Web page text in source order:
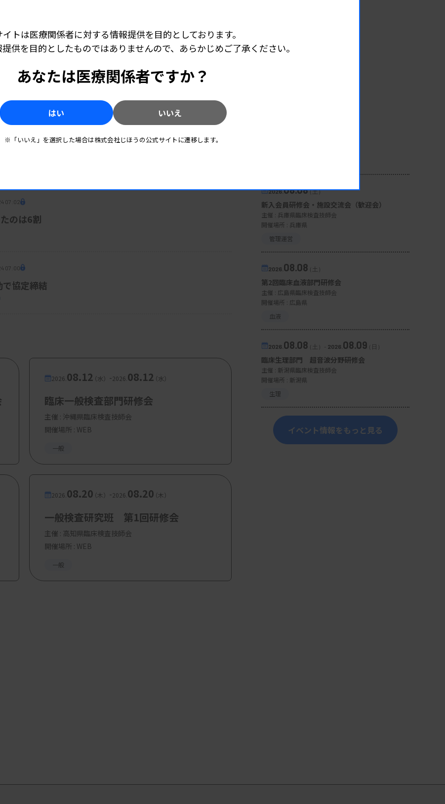
年7月時点で4つあり、うち1つは保険収
と協定
07:02
のは6割
07:00
協定締結
2026. 08.12（水） -2026. 08.12（水）
臨床一般検査部門研修会
主催 : 沖縄県臨床検査技師会
開催場所 : WEB
一般
2026. 08.20（木） -2026. 08.20（木）
一般検査研究班 第1回研修会
主催 : 高知県臨床検査技師会
開催場所 : WEB
一般
2026.08.08（土）
新入会員研修会・施設交流会（歓迎会）
主催 : 兵庫県臨床検査技師会
開催場所 : 兵庫県
管理運営
2026. 08.08（土）
第2回臨床血液部門研修会
主催 : 広島県臨床検査技師会
開催場所 : 広島県
血液
2026. 08.08（土） - 2026. 08.09 （日）
臨床生理部門 超音波分野研修会
主催 : 新潟県臨床検査技師会
開催場所 : 新潟県
生理
イベント情報をもっと見る
イトは医療関係者に対する情報提供を目的としております。
供を目的としたものではありませんので、あらかじめご了承ください。
あなたは医療関係者ですか？
はい いいえ
※「いいえ」を選択した場合は株式会社じほうの公式サイトに遷移します。